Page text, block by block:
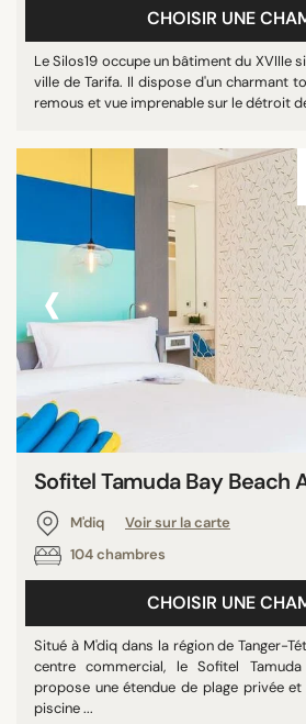
CHOISIR UNE
Le Silos19 occupe un bâtiment du XVIIIe
ville de Tarifa. Il dispose d'un charmant
remous et vue imprenable sur le détroit
‹
Sofitel Tamuda Bay Beach
M'diq
Voir sur la carte
104 chambres
CHOISIR UNE
Situé à M'diq dans la région de Tanger-
centre commercial, le Sofitel
propose une étendue de plage privée
piscine ...